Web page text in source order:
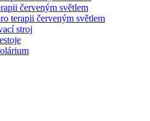
červeným světlem
terapii červeným světlem
stroj